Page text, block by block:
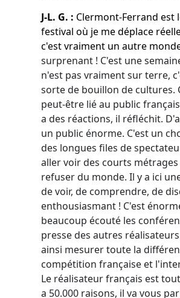
J-L. G. : Clermont-Ferrand est
festival où je me déplace
c'est vraiment un autre
surprenant ! C'est une
n'est pas vraiment sur terre,
sorte de bouillon de cultures.
peut-être lié au public
a des réactions, il réfléchit.
un public énorme. C'est un
des longues files de
aller voir des courts
refuser du monde. Il y a ici
de voir, de comprendre, de
enthousiasmant ! C'est
beaucoup écouté les
presse des autres
ainsi mesurer toute la
compétition française et
Le réalisateur français est
a 50.000 raisons, il va vous